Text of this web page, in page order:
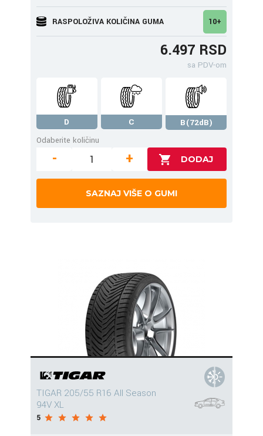
RASPOLOŽIVA KOLIČINA GUMA 10+
6.497 RSD
sa PDV-om
D C
B(72dB)
Odaberite količinu
- +
SAZNAJ VIŠE O GUMI
TIGAR 205/55 R16 All Season
94V XL
5